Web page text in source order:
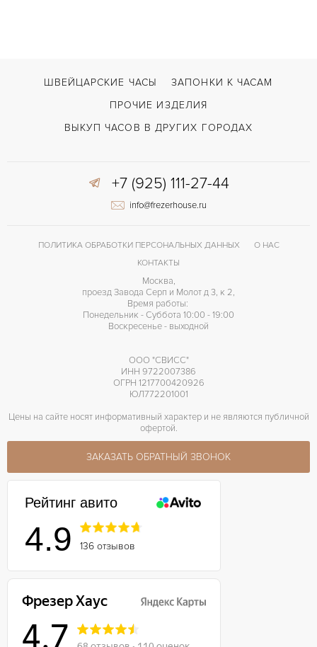
ШВЕЙЦАРСКИЕ ЧАСЫ
ЗАПОНКИ К ЧАСАМ
ПРОЧИЕ ИЗДЕЛИЯ
ВЫКУП ЧАСОВ В ДРУГИХ ГОРОДАХ
+7 (925) 111-27-44
info@frezerhouse.ru
ПОЛИТИКА ОБРАБОТКИ ПЕРСОНАЛЬНЫХ ДАННЫХ
О НАС
КОНТАКТЫ
Москва,
проезд Завода Серп и Молот д 3, к 2,
Время работы:
Понедельник - Суббота 10:00 - 19:00
Воскресенье - выходной
ООО "СВИСС"
ИНН 9722007386
ОГРН 1217700420926
ЮЛ772201001
Цены на сайте носят информативный характер и не являются публичной
офертой.
ЗАКАЗАТЬ ОБРАТНЫЙ ЗВОНОК
Рейтинг авито
4.9 136 отзывов